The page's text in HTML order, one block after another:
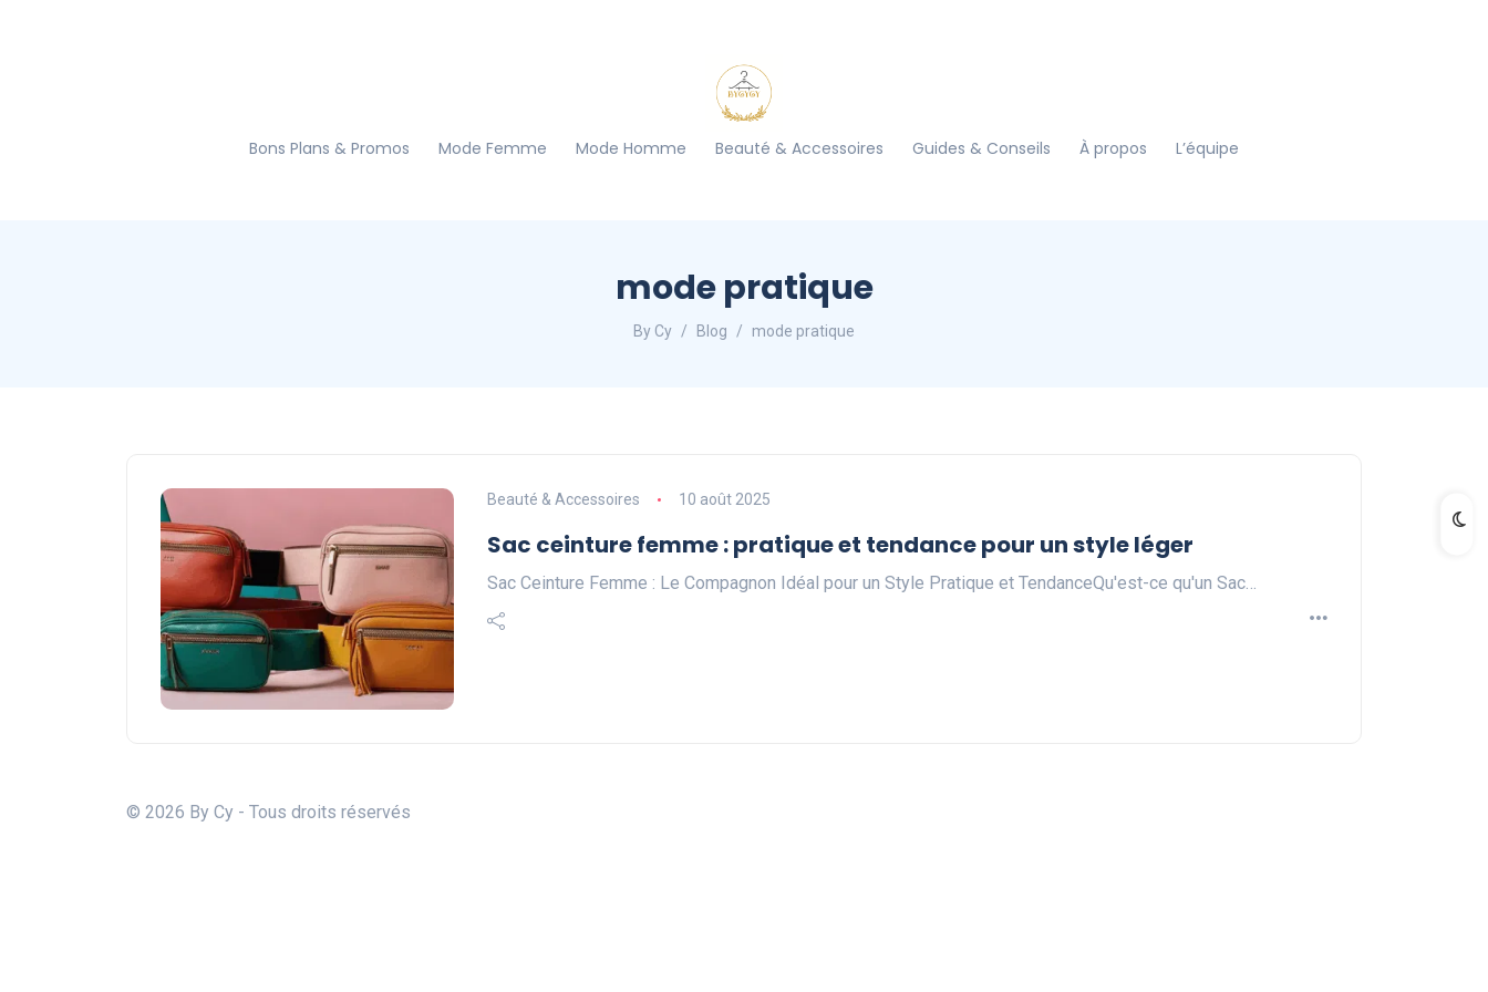
Bons Plans & Promos Mode Femme Mode Homme Beauté & Accessoires Guides & Conseils À propos L’équipe
mode pratique
By Cy Blog mode pratique
Beauté & Accessoires 10 août 2025
Sac ceinture femme : pratique et tendance pour un style léger
Sac Ceinture Femme : Le Compagnon Idéal pour un Style Pratique et TendanceQu'est-ce qu'un Sac…
© 2026 By Cy - Tous droits réservés